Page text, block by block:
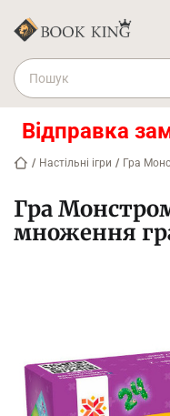
Відправка
/ Настільні ігри / Гра
Гра
множення